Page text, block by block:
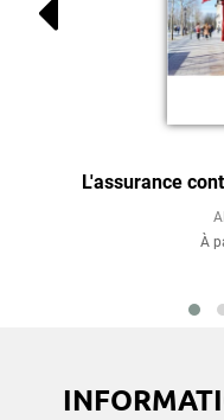
L'assurance
À